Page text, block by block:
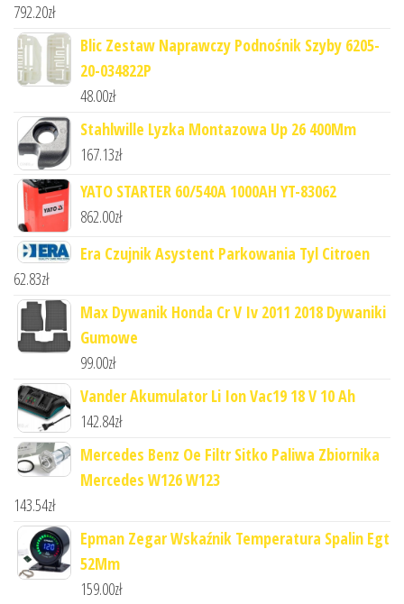
792.20zł
Blic Zestaw Naprawczy Podnośnik Szyby 6205-
20-034822P
48.00zł
Stahlwille Lyzka Montazowa Up 26 400Mm
167.13zł
YATO STARTER 60/540A 1000AH YT-83062
862.00zł
Era Czujnik Asystent Parkowania Tyl Citroen
62.83zł
Max Dywanik Honda Cr V Iv 2011 2018 Dywaniki
Gumowe
99.00zł
Vander Akumulator Li Ion Vac19 18 V 10 Ah
142.84zł
Mercedes Benz Oe Filtr Sitko Paliwa Zbiornika
Mercedes W126 W123
143.54zł
Epman Zegar Wskaźnik Temperatura Spalin Egt
52Mm
159.00zł